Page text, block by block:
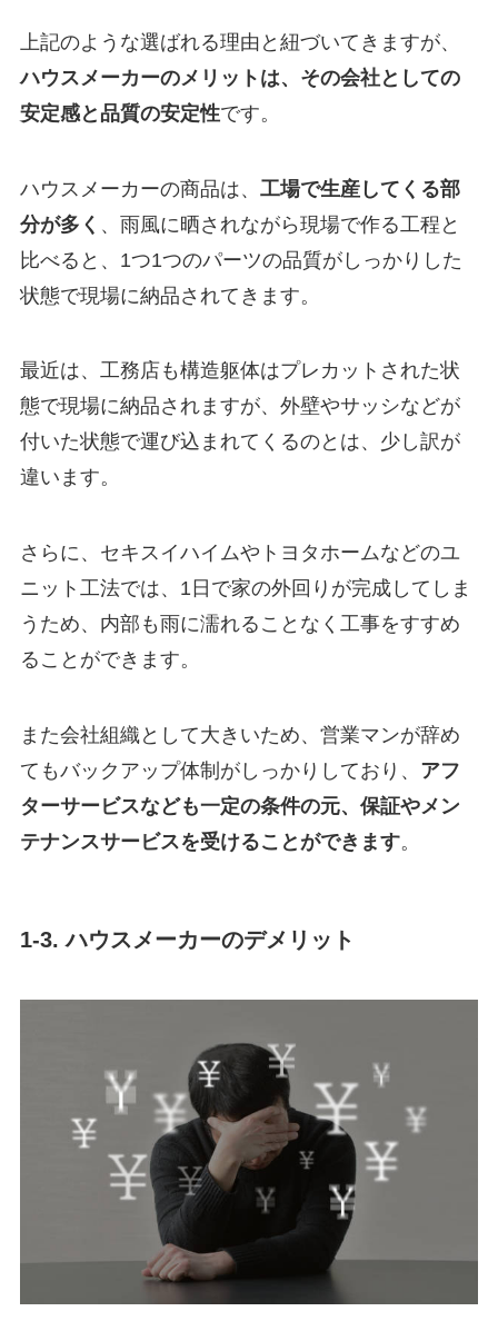
上記のような選ばれる理由と紐づいてきますが、
ハウスメーカーのメリットは、その会社としての
安定感と品質の安定性です。
ハウスメーカーの商品は、 工場で生産してくる部
分が多く 、雨風に晒されながら現場で作る工程と
比べると、1つ1つのパーツの品質がしっかりした
状態で現場に納品されてきます。
最近は、工務店も構造躯体はプレカットされた状
態で現場に納品されますが、外壁やサッシなどが
付いた状態で運び込まれてくるのとは、少し訳が
違います。
さらに、セキスイハイムやトヨタホームなどのユ
ニット工法では、1日で家の外回りが完成してしま
うため、内部も雨に濡れることなく工事をすすめ
ることができます。
また会社組織として大きいため、営業マンが辞め
てもバックアップ体制がしっかりしており、 アフ
ターサービスなども一定の条件の元、保証やメン
テナンスサービスを受けることができます。
1-3. ハウスメーカーのデメリット